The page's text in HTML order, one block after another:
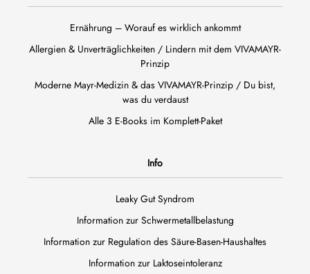
Ernährung – Worauf es wirklich ankommt
Allergien & Unverträglichkeiten / Lindern mit dem VIVAMAYR-
Prinzip
Moderne Mayr-Medizin & das VIVAMAYR-Prinzip / Du bist,
was du verdaust
Alle 3 E-Books im Komplett-Paket
Info
Leaky Gut Syndrom
Information zur Schwermetallbelastung
Information zur Regulation des Säure-Basen-Haushaltes
Information zur Laktoseintoleranz